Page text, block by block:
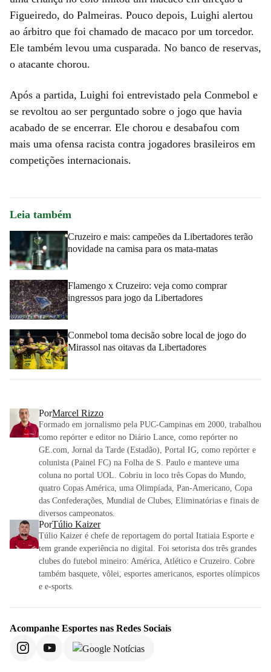
Figueiredo, do Palmeiras. Pouco depois, Luighi alertou
ao árbitro que foi chamado de macaco por um torcedor.
Ele também levou uma cusparada. No banco de reservas,
o atacante chorou.
Após a partida, Luighi foi entrevistado pela Conmebol e
se revoltou ao ser perguntado sobre o jogo que havia
acabado de se encerrar. Ele chorou e desabafou com
mais uma ofensa racista contra jogadores brasileiros em
competições internacionais.
Leia também
Cruzeiro e mais: campeões da Libertadores terão
novidade na camisa para os mata-matas
Flamengo x Cruzeiro: veja como comprar
ingressos para jogo da Libertadores
Conmebol toma decisão sobre local de jogo do
Mirassol nas oitavas da Libertadores
PorMarcel Rizzo
Formado em jornalismo pela PUC-Campinas em 2000, trabalhou
como repórter e editor no Diário Lance, como repórter no
GE.com, Jornal da Tarde (Estadão), Portal IG, como repórter e
colunista (Painel FC) na Folha de S. Paulo e manteve uma
coluna no portal UOL. Cobriu in loco três Copas do Mundo,
quatro Copas América, uma Olimpíada, Pan-Americano, Copa
das Confederações, Mundial de Clubes, Eliminatórias e finais de
diversos campeonatos.
PorTúlio Kaizer
Túlio Kaizer é chefe de reportagem do portal Itatiaia Esporte e
tem grande experiência no digital. Foi setorista dos três grandes
clubes do futebol mineiro: América, Atlético e Cruzeiro. Cobre
também basquete, vôlei, esportes americanos, esportes olímpicos
e e-sports.
Acompanhe Esportes nas Redes Sociais